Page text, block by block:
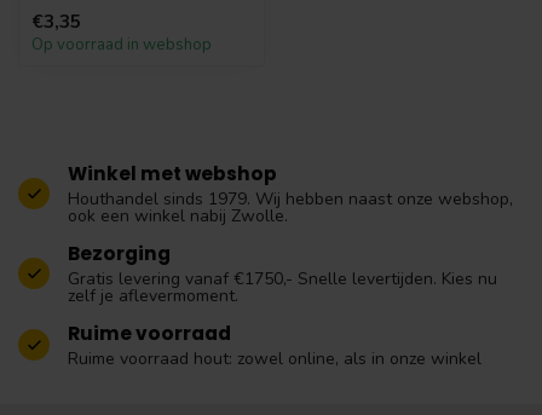
€3,35
Op voorraad in webshop
Winkel met webshop
Houthandel sinds 1979. Wij hebben naast onze webshop,
ook een winkel nabij Zwolle.
Bezorging
Gratis levering vanaf €1750,- Snelle levertijden. Kies nu
zelf je aflevermoment.
Ruime voorraad
Ruime voorraad hout: zowel online, als in onze winkel